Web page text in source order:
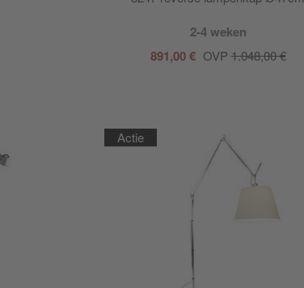
2-4 weken
891,00 € OVP 1.048,00 €
Actie